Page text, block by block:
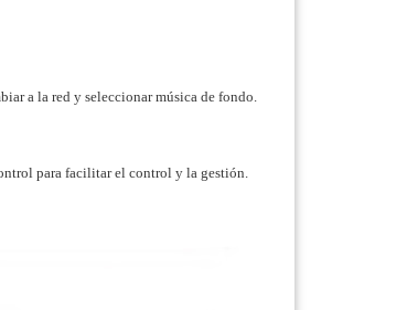
a la red y seleccionar música de fondo.
para facilitar el control y la gestión.